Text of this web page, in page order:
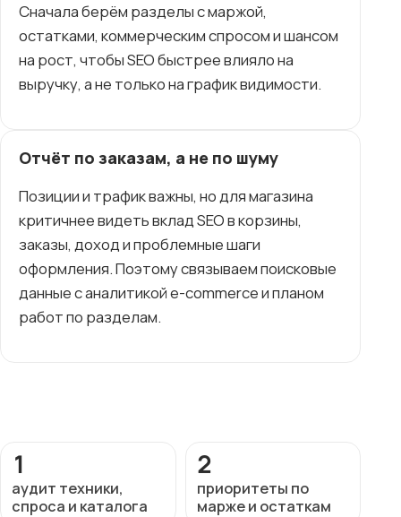
Сначала берём разделы с маржой,
остатками, коммерческим спросом и шансом
на рост, чтобы SEO быстрее влияло на
выручку, а не только на график видимости.
Отчёт по заказам, а не по шуму
Позиции и трафик важны, но для магазина
критичнее видеть вклад SEO в корзины,
заказы, доход и проблемные шаги
оформления. Поэтому связываем поисковые
данные с аналитикой e-commerce и планом
работ по разделам.
1
аудит техники,
спроса и каталога
2
приоритеты по
марже и остаткам